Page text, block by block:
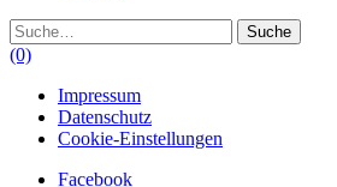
Suche
(0)
Impressum
Datenschutz
Cookie-Einstellungen
Facebook